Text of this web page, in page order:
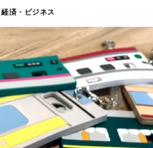
経済・ビジネス